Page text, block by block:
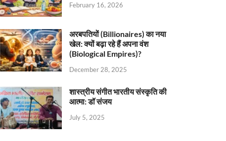
February 16, 2026
अरबपतियों (Billionaires) का नया
खेल: क्यों बढ़ा रहे हैं अपना वंश
(Biological Empires)?
December 28, 2025
शास्त्रीय संगीत भारतीय संस्कृति की
आत्मा: डॉ संजय
July 5, 2025